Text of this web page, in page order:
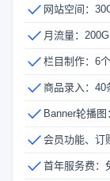
网站空间：
月流量：200G
栏目制作：6
商品录入：40
Banner轮播图
会员功能、订
首年服务费：